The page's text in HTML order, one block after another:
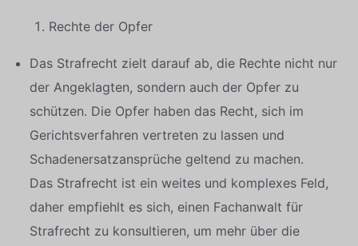
Rechte der Opfer
Das Strafrecht zielt darauf ab, die Rechte nicht nur
der Angeklagten, sondern auch der Opfer zu
schützen. Die Opfer haben das Recht, sich im
Gerichtsverfahren vertreten zu lassen und
Schadenersatzansprüche geltend zu machen.
Das Strafrecht ist ein weites und komplexes Feld,
daher empfiehlt es sich, einen Fachanwalt für
Strafrecht zu konsultieren, um mehr über die